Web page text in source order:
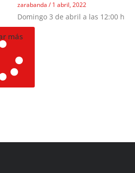
zarabanda 1 abril, 2022
Domingo 3 de abril a las 12:00 h
más